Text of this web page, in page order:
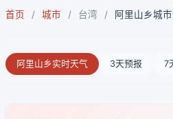
首页 / 城市 / 台湾 / 阿里山乡城
阿里山乡实时天气 3天预报 7